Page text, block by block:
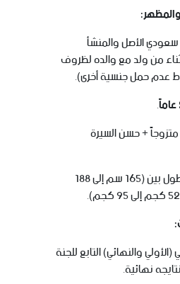
الأصل والمنشأ
من ولد مع والده لظروف
عدم حمل جنسية أخرى).
.
+ حسن السيرة
الطول بين (165 سم إلى 188
والنهائي) التابع للجنة
نهائية.